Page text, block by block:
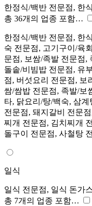
한정식/백반 전문점, 한
총 36개의 업종 포함…
한정식/백반 전문점, 한
숙 전문점, 고기구이/육
문점, 보쌈/족발 전문점,
돌솥/비빔밥 전문점, 유
점, 버섯요리 전문점, 보
쌈/쌈밥 전문점, 족발/보
타, 닭요리/탕/백숙, 삼
전문점, 돼지갈비 전문
찌개 전문점, 김치찌개
돌구이 전문점, 사철탕
일식
일식 전문점, 일식 돈가
총 7개의 업종 포함…